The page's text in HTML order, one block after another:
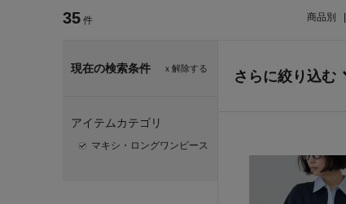
35 件 商品別
ｘ解除する
現在の検索条件
アイテムカテゴリ
マキシ・ロングワンピース
さらに絞り込む